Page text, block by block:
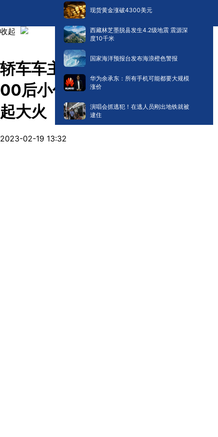
现货黄金涨破4300美元
西藏林芝墨脱县发生4.2级地震 震源深
度10千米
国家海洋预报台发布海浪橙色警报
华为余承东：所有手机可能都要大规模
涨价
演唱会抓逃犯！在逃人员刚出地铁就被
逮住
收起
轿车车主车祸昏迷被困车内，
00后小伙儿将其救出后车辆燃
起大火
2023-02-19 13:32